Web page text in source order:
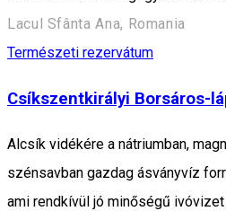
Lacul Sfânta Ana, Romania
Természeti rezervátum
Csíkszentkirályi Borsáros-
Alcsík vidékére a nátriumban,
szénsavban gazdag ásványvíz
ami rendkívül jó minőségű